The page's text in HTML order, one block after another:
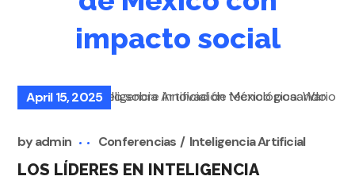
impacto social
April 15, 2025
byadmin Conferencias Inteligencia Artificial
LOS LÍDERES EN INTELIGENCIA